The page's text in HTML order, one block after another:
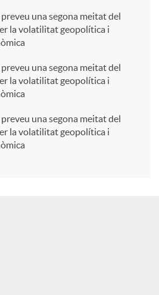
una segona meitat del
la volatilitat geopolítica i
una segona meitat del
la volatilitat geopolítica i
una segona meitat del
la volatilitat geopolítica i